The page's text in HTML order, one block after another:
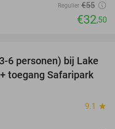
Regulier €55
€32,50
53%
6 personen) bij Lake
toegang Safaripark
9.1 star